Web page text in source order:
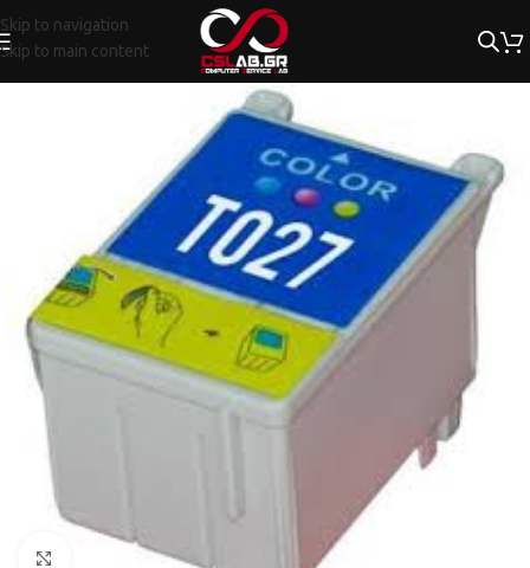
Skip to navigation
Skip to main content
Κλικ για μεγέθυνση